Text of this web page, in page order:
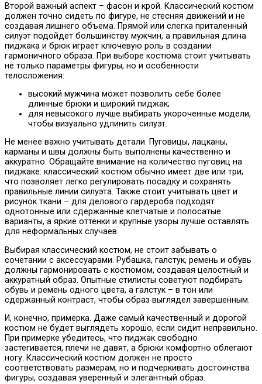
Второй важный аспект – фасон и крой. Классический костюм
должен точно сидеть по фигуре, не стесняя движений и не
создавая лишнего объема. Прямой или слегка приталенный
силуэт подойдет большинству мужчин, а правильная длина
пиджака и брюк играет ключевую роль в создании
гармоничного образа. При выборе костюма стоит учитывать
не только параметры фигуры, но и особенности
телосложения:
высокий мужчина может позволить себе более
длинные брюки и широкий пиджак;
для невысокого лучше выбирать укороченные модели,
чтобы визуально удлинить силуэт.
Не менее важно учитывать детали. Пуговицы, лацканы,
карманы и швы должны быть выполнены качественно и
аккуратно. Обращайте внимание на количество пуговиц на
пиджаке: классический костюм обычно имеет две или три,
что позволяет легко регулировать посадку и сохранять
правильные линии силуэта. Также стоит учитывать цвет и
рисунок ткани – для делового гардероба подходят
однотонные или сдержанные клетчатые и полосатые
варианты, а яркие оттенки и крупные узоры лучше оставлять
для неформальных случаев.
Выбирая классический костюм, не стоит забывать о
сочетании с аксессуарами. Рубашка, галстук, ремень и обувь
должны гармонировать с костюмом, создавая целостный и
аккуратный образ. Опытные стилисты советуют подбирать
обувь и ремень одного цвета, а галстук – в тон или
сдержанный контраст, чтобы образ выглядел завершенным.
И, конечно, примерка. Даже самый качественный и дорогой
костюм не будет выглядеть хорошо, если сидит неправильно.
При примерке убедитесь, что пиджак свободно
застегивается, плечи не давят, а брюки комфортно облегают
ногу. Классический костюм должен не просто
соответствовать размерам, но и подчеркивать достоинства
фигуры, создавая уверенный и элегантный образ.